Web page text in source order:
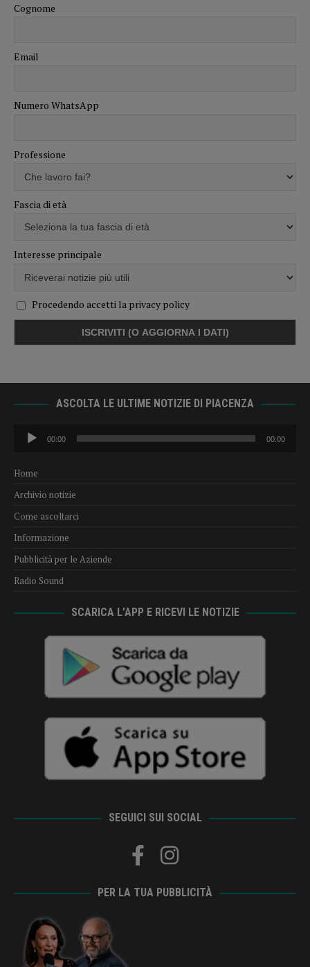
Cognome
Email
Numero WhatsApp
Professione
Fascia di età
Interesse principale
Procedendo accetti la privacy policy
ASCOLTA LE ULTIME NOTIZIE DI PIACENZA
Audio
Player
00:00 00:00
Home
Archivio notizie
Come ascoltarci
Informazione
Pubblicità per le Aziende
Radio Sound
SCARICA L’APP E RICEVI LE NOTIZIE
SEGUICI SUI SOCIAL
PER LA TUA PUBBLICITÀ